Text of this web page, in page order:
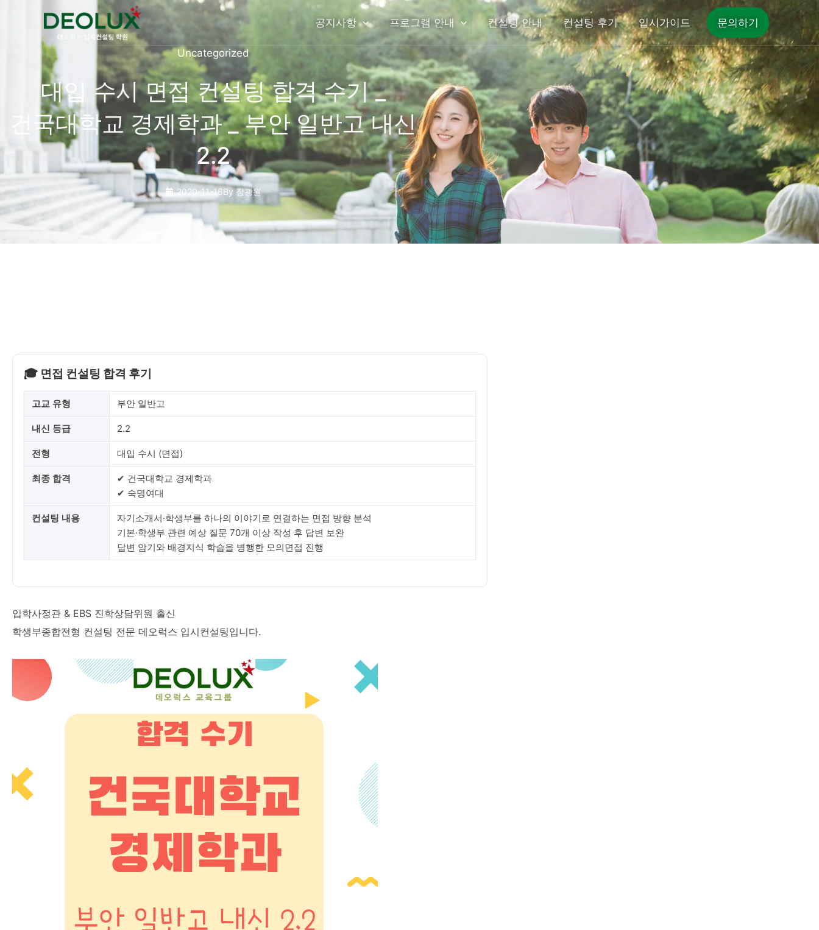
공지사항 프로그램 안내 컨설팅 안내 컨설팅 후기 입시가이드 문의하기
Uncategorized
대입 수시 면접 컨설팅 합격 수기 _
건국대학교 경제학과 _ 부안 일반고 내신
2.2
2020-11-16By장광원
🎓 면접 컨설팅 합격 후기
고교 유형 부안 일반고
내신 등급 2.2
전형 대입 수시 (면접)
최종 합격
✔ 건국대학교 경제학과
✔ 숙명여대
컨설팅 내용
자기소개서·학생부를 하나의 이야기로 연결하는 면접 방향 분석
기본·학생부 관련 예상 질문 70개 이상 작성 후 답변 보완
답변 암기와 배경지식 학습을 병행한 모의면접 진행
입학사정관 & EBS 진학상담위원 출신
학생부종합전형 컨설팅 전문 데오럭스 입시컨설팅입니다.